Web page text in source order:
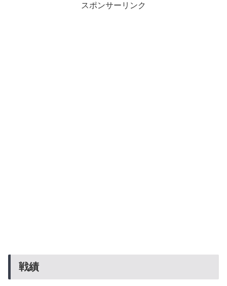
スポンサーリンク
戦績